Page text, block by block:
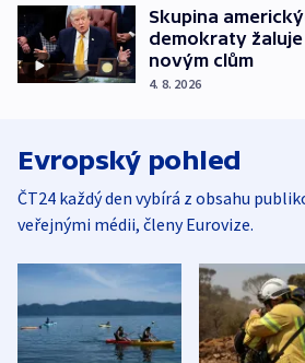
Skupina
demokraty
novým clům
4. 8. 2026
Evropský pohled
ČT24 každý den vybírá z obsahu
veřejnými médii, členy Eurovize.